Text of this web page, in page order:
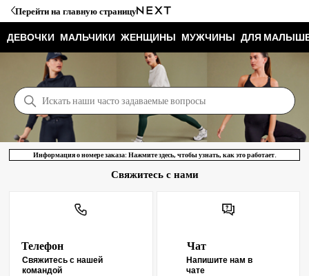
Перейти на главную страницу
ДЕВОЧКИ МАЛЬЧИКИ ЖЕНЩИНЫ МУЖЧИНЫ ДЛЯ
Служба Поддержки NEXT
Поиск
Информация о номере заказа: Нажмите здесь, чтобы узнать, как это работает.
Свяжитесь с нами
Телефон
Свяжитесь с нашей
командой
Чат
Напишите нам в
чате